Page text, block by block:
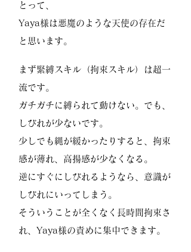
とって、
Yaya様は悪魔のような天使の存在だ
と思います。
まず緊縛スキル（拘束スキル）は超一
流です。
ガチガチに縛られて動けない。でも、
しびれが少ないです。
少しでも縄が緩かったりすると、拘束
感が薄れ、高揚感が少なくなる。
逆にすぐにしびれるようなら、意識が
しびれにいってしまう。
そういうことが全くなく長時間拘束さ
れ、Yaya様の責めに集中できます。